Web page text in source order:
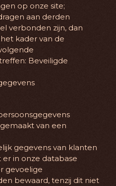
op onze site;
aan derden
verbonden zijn, dan
kader van de
Beveiligde
van een
gegevens van klanten
in onze database
gevoelige
bewaard, tenzij dit niet